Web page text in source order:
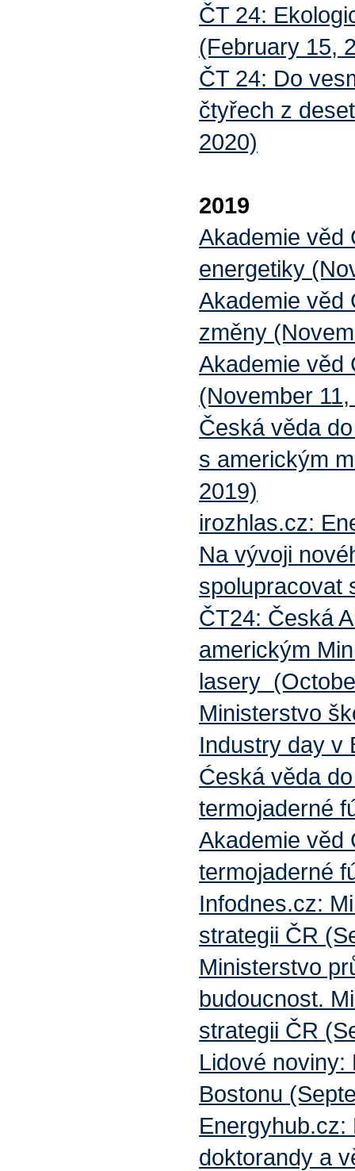
ČT 24:
(February 15,
ČT 24: Do
čtyřech z
2020)
2019
Akademie věd
energetiky
Akademie věd
změny
Akademie věd
(November
Česká věda
s americkým
2019)
irozhlas.cz:
Na vývoji
spolupracovat
ČT24: Česká
americkým
lasery
Ministerstvo
Industry day v
Ćeská věda
termojaderné
Akademie věd
termojaderné
Infodnes.cz:
strategii ČR
Ministerstvo
budoucnost.
strategii ČR
Lidové
Bostonu
doktorandy a